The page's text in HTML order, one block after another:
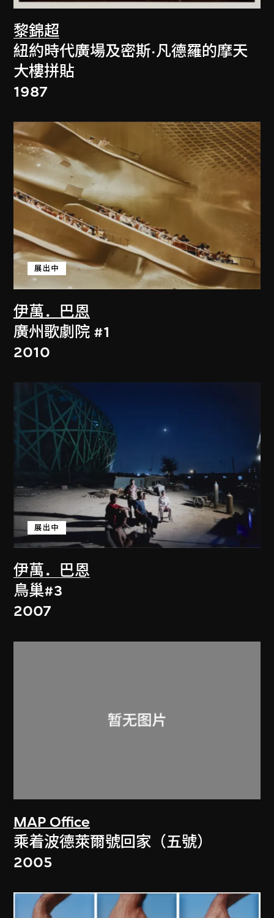
黎錦超
紐約時代廣場及密斯·凡德羅的摩天
大樓拼貼
1987
伊萬．巴恩
展出中
廣州歌劇院 #1
2010
伊萬．巴恩
展出中
鳥巢#3
2007
MAP Office
乘着波德萊爾號回家（五號）
2005